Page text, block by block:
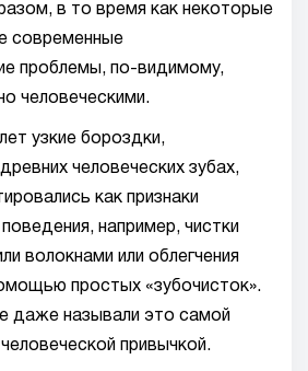
в то время как некоторые
современные
проблемы, по-видимому,
человеческими.
узкие бороздки,
человеческих зубах,
как признаки
например, чистки
волокнами или облегчения
простых «зубочисток».
даже называли это самой
привычкой.